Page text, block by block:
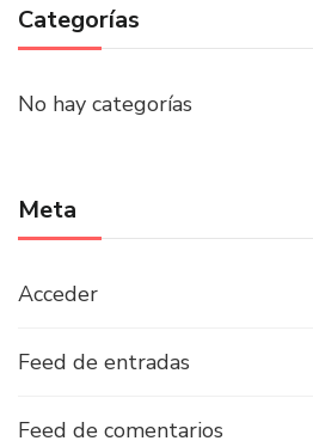
Categorías
No hay categorías
Meta
Acceder
Feed de entradas
Feed de comentarios